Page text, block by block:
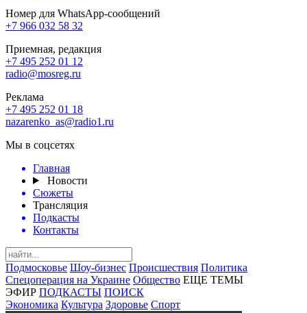
Номер для WhatsApp-сообщений
+7 966 032 58 32
Приемная, редакция
+7 495 252 01 12
radio@mosreg.ru
Реклама
+7 495 252 01 18
nazarenko_as@radio1.ru
Мы в соцсетях
Главная
Новости
Сюжеты
Трансляция
Подкасты
Контакты
Подмосковье Шоу-бизнес Происшествия Политика
Спецоперация на Украине Общество ЕЩЕ ТЕМЫ
ЭФИР ПОДКАСТЫ ПОИСК
Экономика Культура Здоровье Спорт